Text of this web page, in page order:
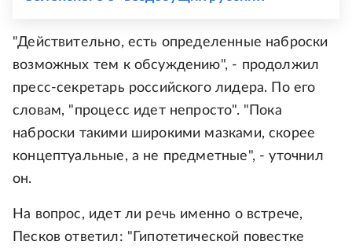
"Действительно, есть определенные наброски
возможных тем к обсуждению", - продолжил
пресс-секретарь российского лидера. По его
словам, "процесс идет непросто". "Пока
наброски такими широкими мазками, скорее
концептуальные, а не предметные", - уточнил
он.
На вопрос, идет ли речь именно о встрече,
Песков ответил: "Гипотетической повестке